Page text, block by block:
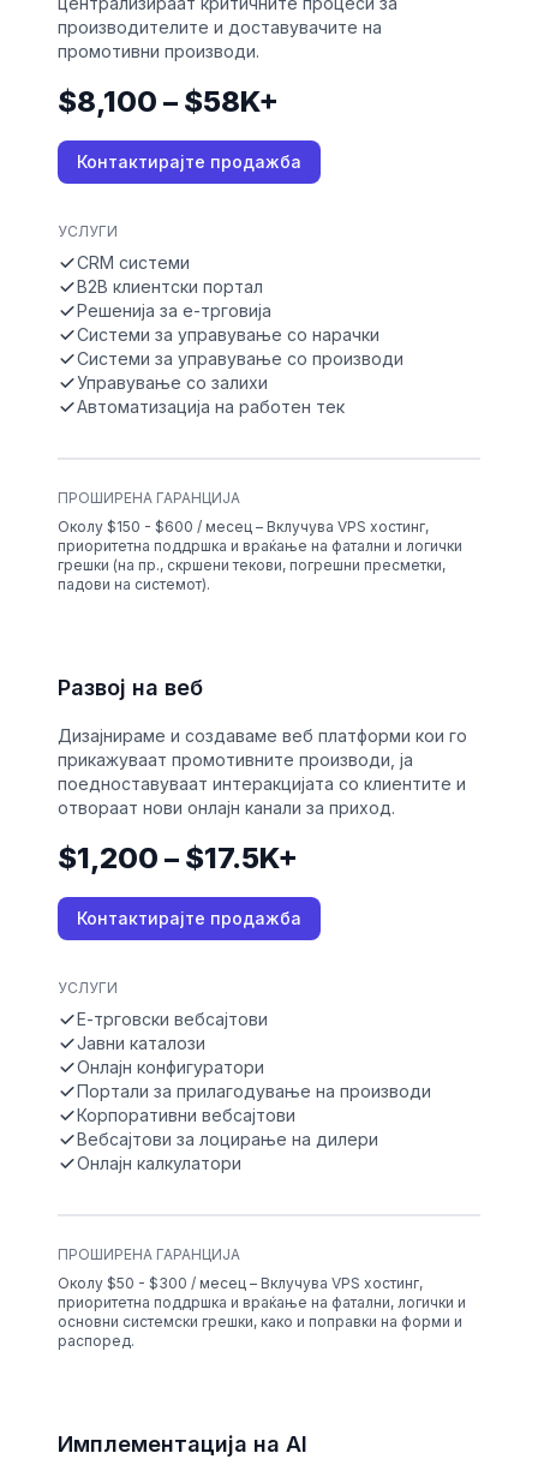
производителите и доставувачите на
промотивни производи.
$8,100 – $58K+
Контактирајте продажба
УСЛУГИ
CRM системи
B2B клиентски портал
Решенија за е-трговија
Системи за управување со нарачки
Системи за управување со производи
Управување со залихи
Автоматизација на работен тек
ПРОШИРЕНА ГАРАНЦИЈА
Околу $150 - $600 / месец – Вклучува VPS хостинг,
приоритетна поддршка и враќање на фатални и логички
грешки (на пр., скршени текови, погрешни пресметки,
падови на системот).
Развој на веб
Дизајнираме и создаваме веб платформи кои го
прикажуваат промотивните производи, ја
поедноставуваат интеракцијата со клиентите и
отвораат нови онлајн канали за приход.
$1,200 – $17.5K+
Контактирајте продажба
УСЛУГИ
Е-трговски вебсајтови
Јавни каталози
Онлајн конфигуратори
Портали за прилагодување на производи
Корпоративни вебсајтови
Вебсајтови за лоцирање на дилери
Онлајн калкулатори
ПРОШИРЕНА ГАРАНЦИЈА
Околу $50 - $300 / месец – Вклучува VPS хостинг,
приоритетна поддршка и враќање на фатални, логички и
основни системски грешки, како и поправки на форми и
распоред.
Имплементација на AI